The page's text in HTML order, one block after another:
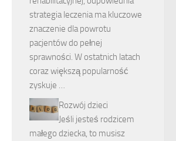
strategia leczenia ma kluczowe
znaczenie dla powrotu
pacjentów do pełnej
sprawności. W ostatnich latach
coraz większą popularność
zyskuje …
Rozwój dzieci
Jeśli jesteś rodzicem
małego dziecka, to musisz